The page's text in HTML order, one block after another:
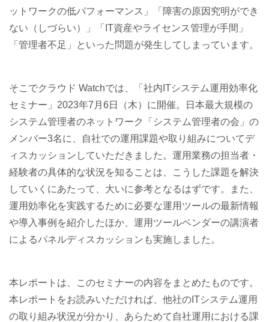
ットワークの低パフォーマンス」「障害の原因究明ができ
ない（しづらい）」「IT資産やライセンス管理が手間」
「管理者不足」といった問題が発生してしまっています。
そこでクラウド Watchでは、「社内ITシステム運用効率化
セミナー」2023年7月6日（木）に開催。日本最大規模の
システム管理者のネットワーク「システム管理者の会」の
メンバー3名に、自社での運用課題や取り組みについてデ
ィスカッションしていただきました。運用業務の担当者・
経験者の具体的な状況を知ることは、こうした課題を解決
していくにあたって、大いに参考となるはずです。また、
運用効率化を実践するために必要な運用ツールの最新情報
や導入事例を紹介したほか、運用ツールベンダーの講演者
によるパネルディスカッションも実施しました。
本レポートは、このセミナーの内容をまとめたものです。
本レポートをお読みいただければ、他社のITシステム運用
の取り組み状況が分かり、あらためて自社運用における課